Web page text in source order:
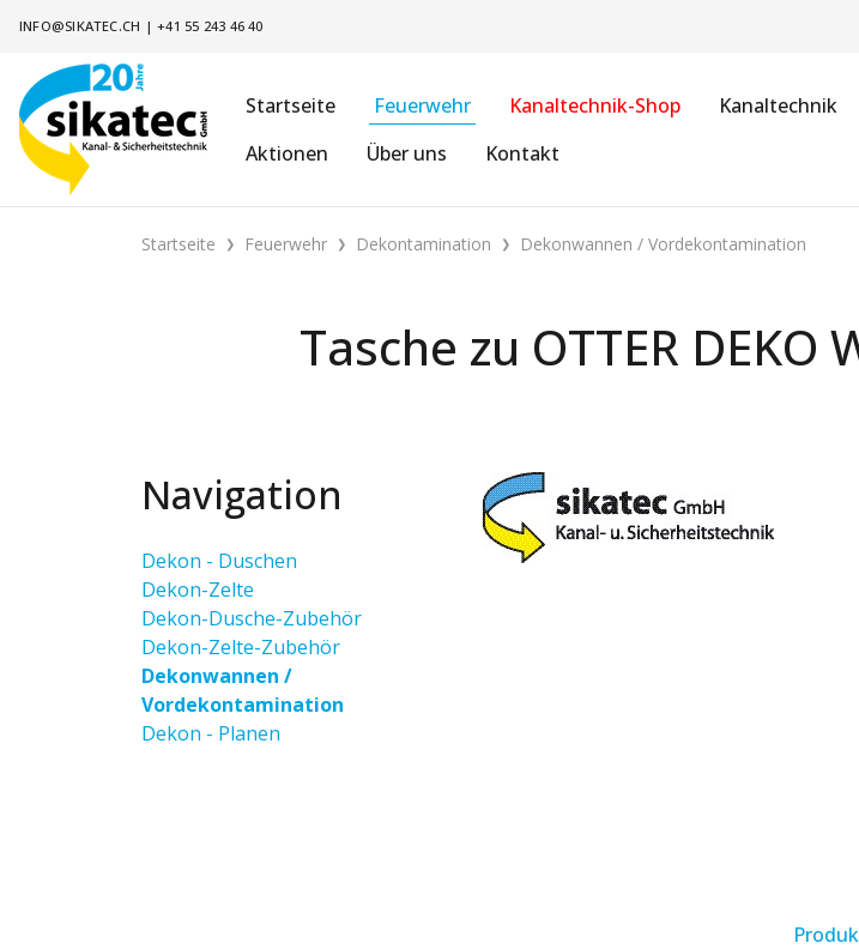
INFO@SIKATEC.CH |+41 55 243 46 40
Startseite Feuerwehr Kanaltechnik
Aktionen
Über uns Kontakt
Kanaltechnik-Shop
Startseite Feuerwehr Dekontamination Dekonwannen / Vordekontamination
Tasche zu OTTER
Navigation
Dekon - Duschen
Dekon-Zelte
Dekon-Dusche-Zubehör
Dekon-Zelte-Zubehör
Dekonwannen /
Vordekontamination
Dekon - Planen